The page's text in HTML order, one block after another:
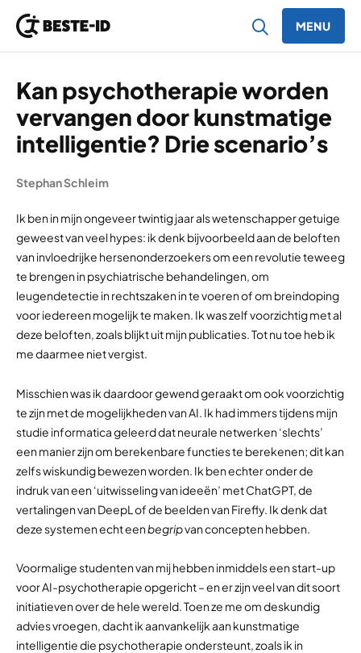
MENU
Kan psychotherapie worden
vervangen door kunstmatige
intelligentie? Drie scenario’s
Stephan Schleim
Ik ben in mijn ongeveer twintig jaar als wetenschapper getuige
geweest van veel hypes: ik denk bijvoorbeeld aan de beloften
van invloedrijke hersenonderzoekers om een revolutie teweeg
te brengen in psychiatrische behandelingen, om
leugendetectie in rechtszaken in te voeren of om breindoping
voor iedereen mogelijk te maken. Ik was zelf voorzichtig met al
deze beloften, zoals blijkt uit mijn publicaties. Tot nu toe heb ik
me daarmee niet vergist.
Misschien was ik daardoor gewend geraakt om ook voorzichtig
te zijn met de mogelijkheden van AI. Ik had immers tijdens mijn
studie informatica geleerd dat neurale netwerken ‘slechts’
een manier zijn om berekenbare functies te berekenen; dit kan
zelfs wiskundig bewezen worden. Ik ben echter onder de
indruk van een ‘uitwisseling van ideeën’ met ChatGPT, de
vertalingen van DeepL of de beelden van Firefly. Ik denk dat
deze systemen echt een begripvan concepten hebben.
Voormalige studenten van mij hebben inmiddels een start-up
voor AI-psychotherapie opgericht – en er zijn veel van dit soort
initiatieven over de hele wereld. Toen ze me om deskundig
advies vroegen, dacht ik aanvankelijk aan kunstmatige
intelligentie die psychotherapie ondersteunt, zoals ik in